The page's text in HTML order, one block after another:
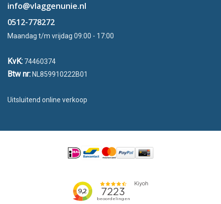
info@vlaggenunie.nl
0512-778272
Maandag t/m vrijdag 09:00 - 17:00
KvK: 74460374
Btw nr: NL859910222B01
Uitsluitend online verkoop